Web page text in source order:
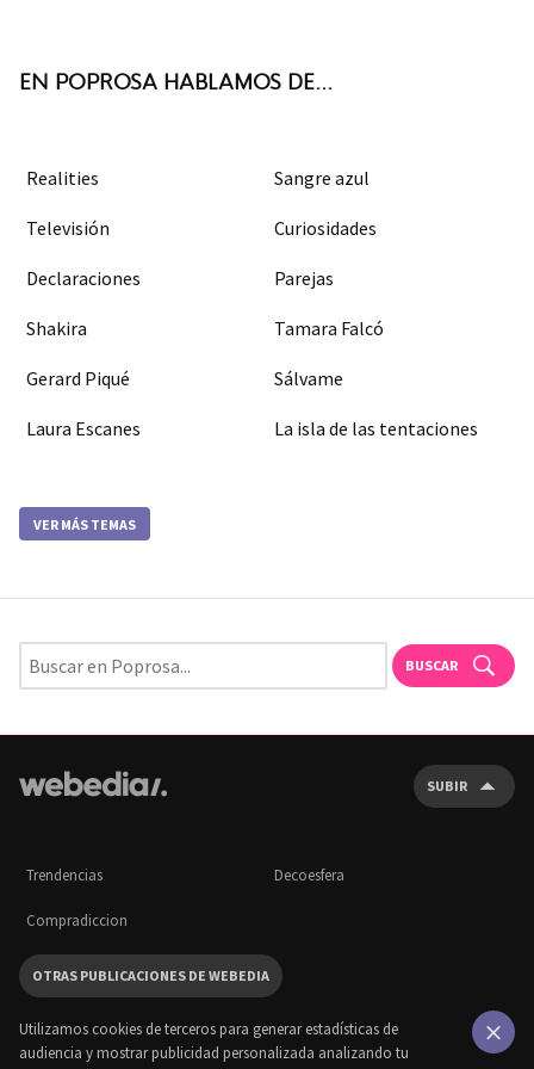
EN POPROSA HABLAMOS DE...
Realities Sangre azul
Televisión Curiosidades
Declaraciones Parejas
Shakira Tamara Falcó
Gerard Piqué Sálvame
Laura Escanes La isla de las tentaciones
VER MÁS TEMAS
BUSCAR
SUBIR
Trendencias Decoesfera
Compradiccion
OTRAS PUBLICACIONES DE WEBEDIA
Utilizamos cookies de terceros para generar estadísticas de
audiencia y mostrar publicidad personalizada analizando tu